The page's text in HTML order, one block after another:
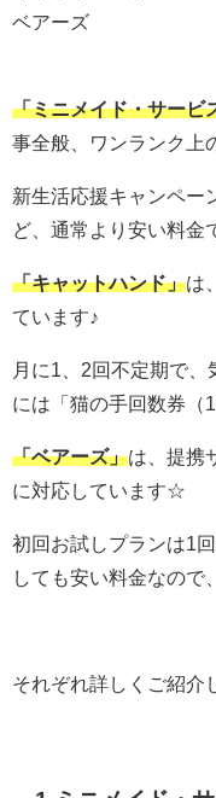
ベアーズ
「ミニメイド・サービ
事全般、ワンランク上
新生活応援キャンペー
ど、通常より安い料
「キャットハンド」は
ています♪
月に1、2回不定期で
には「 猫の手回数券（
「ベアーズ」は、 提携
に対応しています☆
初回お試しプランは1
しても安い料金なので
それぞれ詳しくご紹介